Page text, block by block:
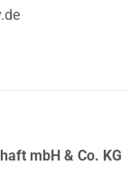
mbH & Co. KG